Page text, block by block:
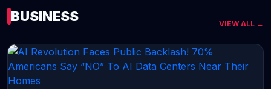
CONTINUE READING →
BUSINESS VIEW ALL →